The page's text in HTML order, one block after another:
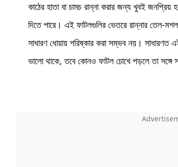
কাঠের হাতা বা চামচ রান্না করার জন্য খুবই
দিতে পারে। এই ফাটলগুলির ভেতরে রান্নার তেল-
সাধারণ ধোয়ায় পরিষ্কার করা সম্ভব নয়। সাধারণত
ভালো থাকে, তবে কোনও ফাটল চোখে পড়লে তা